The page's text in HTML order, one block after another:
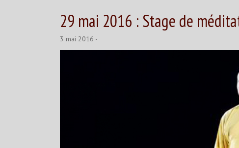
29 mai 2016 : Stage de
3 mai 2016